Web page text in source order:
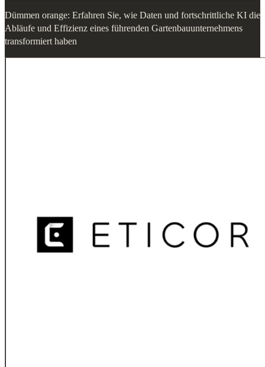
Dümmen orange: Erfahren Sie, wie Daten und fortschrittliche KI die
Abläufe und Effizienz eines führenden Gartenbauunternehmens
transformiert haben